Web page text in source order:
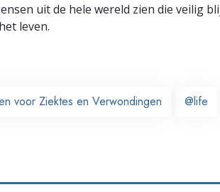
uit de hele wereld zien die veilig
leven.
voor Ziektes en Verwondingen @life